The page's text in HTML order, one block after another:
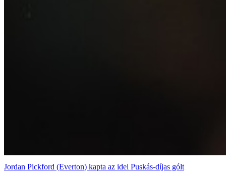
Jordan Pickford (Everton) kapta az idei Puskás-díjas gólt